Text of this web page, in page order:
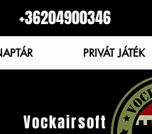
+36204900346
PRIVÁT JÁTÉK
Vockairsoft